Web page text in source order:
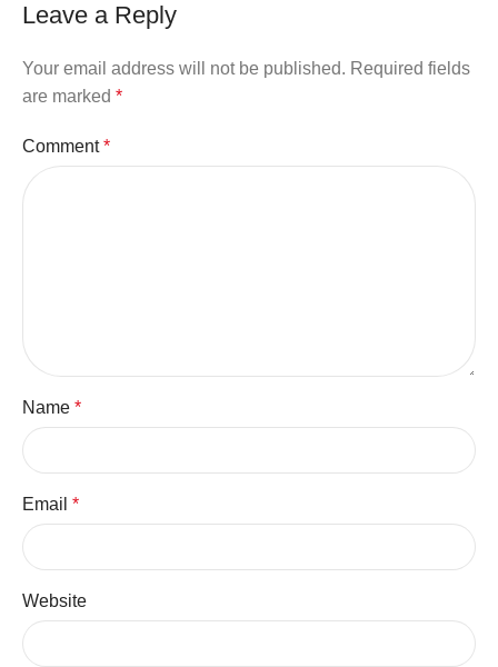
Leave a Reply
Your email address will not be published. Required fields
are marked *
Comment*
Name *
Email *
Website